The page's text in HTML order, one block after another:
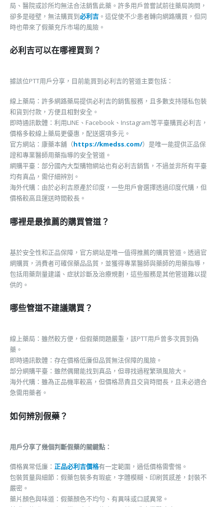
局、醫院或診所均無法合法銷售此藥。許多用戶曾嘗試前往藥局詢問，
卻多是碰壁，無法購買到必利吉 。這促使不少患者轉向網路購買，但同
時也帶來了假藥充斥市場的風險。
必利吉可以在哪裡買到？
據該位PTT用戶分享，目前能買到必利吉的管道主要包括：
線上藥局：許多網路藥局提供必利吉的銷售服務，且多數支持隱私包裝
和貨到付款，方便且相對安全。
即時通訊軟體：利用LINE、Facebook、Instagram等平臺購買必利吉，
價格多較線上藥局更優惠，配送選項多元。
官方網站：康藥本舖（https://kmedss.com/）是唯一能提供正品保
證和專業醫師用藥指導的安全管道。
網購平臺：部分國內大型購物網站也有必利吉銷售，不過並非所有平臺
均有真品，需仔細辨別。
海外代購：由於必利吉原產於印度，一些用戶會選擇透過印度代購，但
價格較高且運送時間較長。
哪裡是最推薦的購買管道？
基於安全性和正品保障，官方網站是唯一值得推薦的購買管道。透過官
網購買，消費者可確保藥品品質，並獲得專業醫師與藥師的用藥指導，
包括用藥劑量建議、症狀診斷及治療規劃，這些服務是其他管道難以提
供的。
哪些管道不建議購買？
線上藥局：雖然較方便，但假藥問題嚴重，該PTT用戶曾多次買到偽
藥。
即時通訊軟體：存在價格低廉但品質無法保障的風險。
部分網購平臺：雖然偶爾能找到真品，但尋找過程繁瑣風險大。
海外代購：雖為正品機率較高，但價格昂貴且交貨時間長，且未必適合
急需用藥者。
如何辨別假藥？
用戶分享了幾個判斷假藥的關鍵點：
價格異常低廉： 正品必利吉價格有一定範圍，過低價格需警惕。
包裝質量與細節：假藥包裝多有瑕疵，字體模糊、印刷質感差，封裝不
嚴密。
藥片顏色與味道：假藥顏色不均勻、有異味或口感異常。